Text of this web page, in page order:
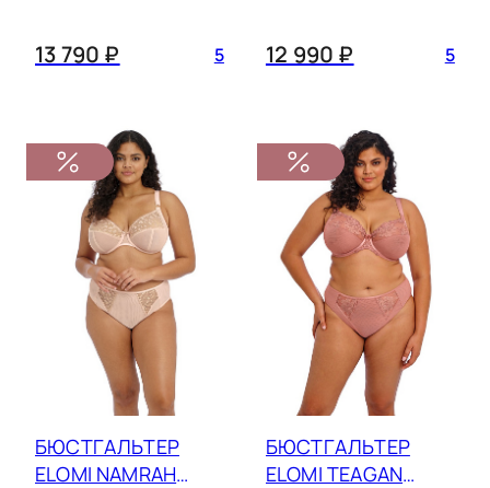
13 790 ₽ 5 12 990 ₽ 5
БЮСТГАЛЬТЕР
ELOMI NAMRAH
БЮСТГАЛЬТЕР
ELOMI TEAGAN